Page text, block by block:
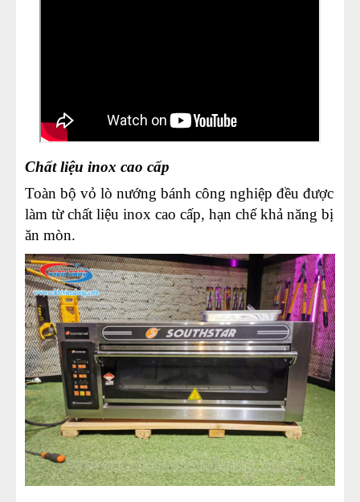
Chất liệu inox cao cấp
Toàn bộ vỏ lò nướng bánh công nghiệp đều được
làm từ chất liệu inox cao cấp, hạn chế khả năng bị
ăn mòn.